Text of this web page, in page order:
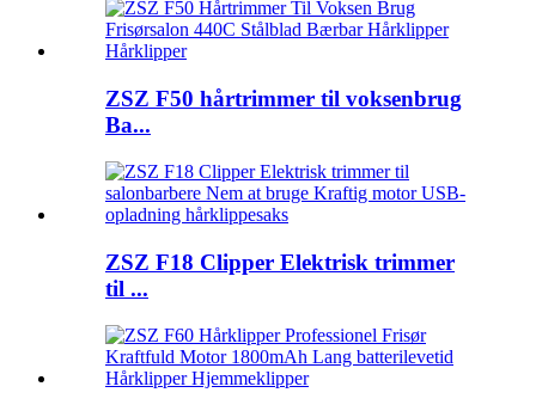
ZSZ F50 hårtrimmer til voksenbrug
Ba...
ZSZ F18 Clipper Elektrisk trimmer
til ...